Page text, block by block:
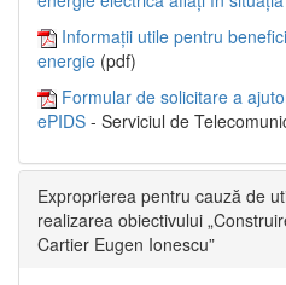
Informații utile pentru
energie (pdf)
Formular de solicitare a
ePIDS - Serviciul de
Exproprierea pentru cauză de
realizarea obiectivului
Cartier Eugen Ionescu”